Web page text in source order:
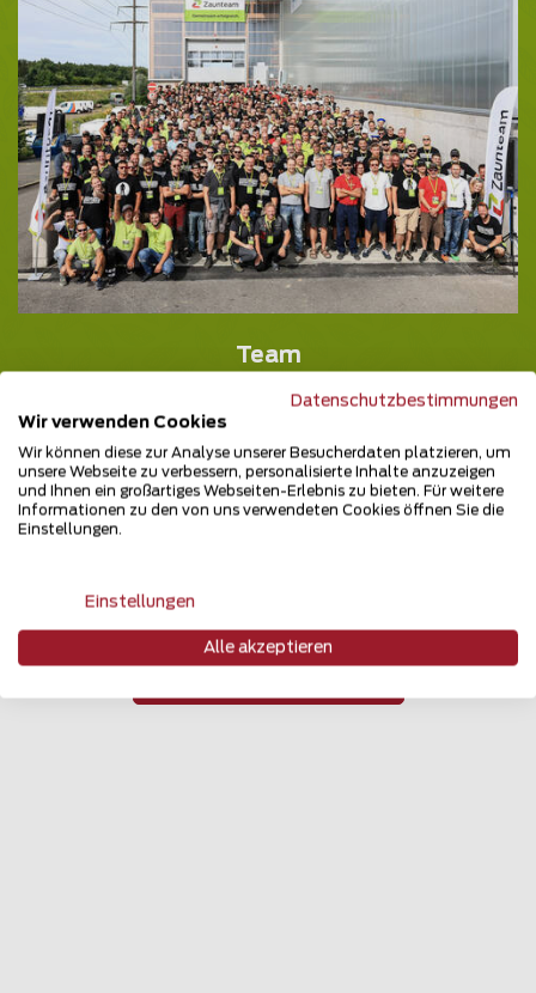
Team
Wir vom Zaunteam stellen unser starkes Team vor.
Team
Aktuelle Google-Bewertungen
Datenschutzbestimmungen
Wir verwenden Cookies
Wir können diese zur Analyse unserer Besucherdaten platzieren, um
unsere Webseite zu verbessern, personalisierte Inhalte anzuzeigen
und Ihnen ein großartiges Webseiten-Erlebnis zu bieten. Für weitere
Informationen zu den von uns verwendeten Cookies öffnen Sie die
Einstellungen.
Einstellungen
Alle akzeptieren